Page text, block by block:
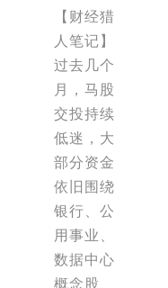
【财经猎
人笔记】
过去几个
月，马股
交投持续
低迷，大
部分资金
依旧围绕
银行、公
用事业、
数据中心
概念股、